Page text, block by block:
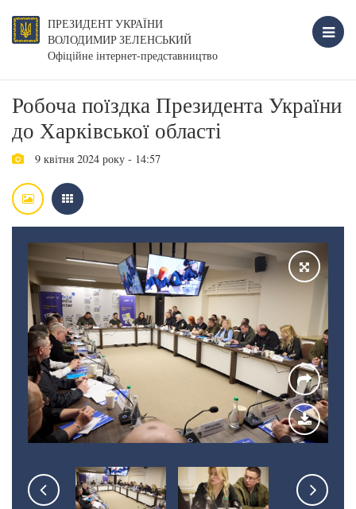
ПРЕЗИДЕНТ УКРАЇНИ
ВОЛОДИМИР ЗЕЛЕНСЬКИЙ
Офіційне інтернет-представництво
Робоча поїздка Президента України
до Харківської області
9 квітня 2024 року - 14:57